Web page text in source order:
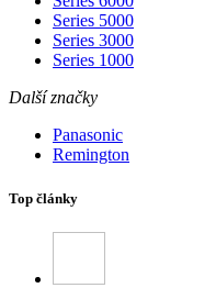
Series 5000
Series 3000
Series 1000
Další značky
Panasonic
Remington
Top články